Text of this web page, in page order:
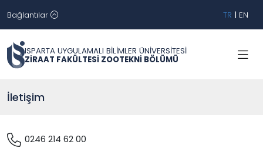
Bağlantılar TR | EN
ISPARTA UYGULAMALI BİLİMLER ÜNİVERSİTESİ
ZİRAAT FAKÜLTESİ ZOOTEKNİ BÖLÜMÜ
İletişim
0246 214 62 00